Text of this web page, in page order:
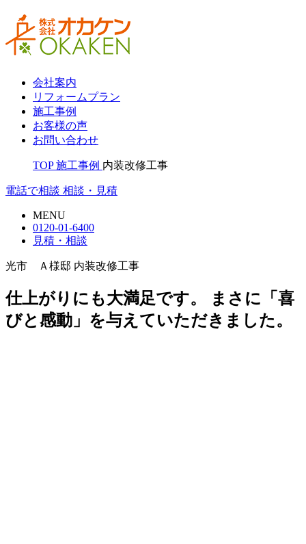
会社案内
リフォームプラン
施工事例
お客様の声
お問い合わせ
TOP 施工事例 内装改修工事
電話で相談 相談・見積
MENU
0120-01-6400
見積・相談
光市 Ａ様邸 内装改修工事
仕上がりにも大満足です。 まさに「喜
びと感動」を与えていただきました。